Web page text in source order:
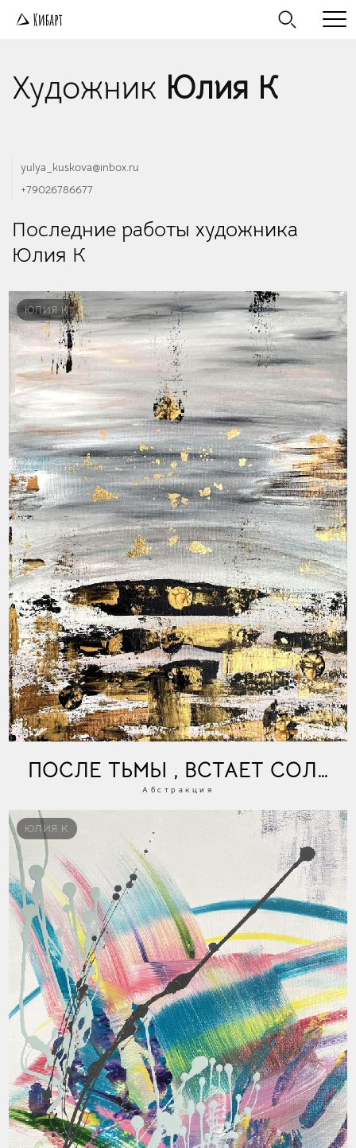
Художник Юлия К
yulya_kuskova@inbox.ru
+79026786677
Последние работы художника
Юлия К
ЮЛИЯ К
ПОСЛЕ ТЬМЫ , ВСТАЕТ
Абстракция
ЮЛИЯ К